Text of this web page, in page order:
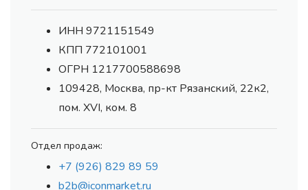
ИНН 9721151549
КПП 772101001
ОГРН 1217700588698
109428, Москва, пр-кт Рязанский, 22к2,
пом. XVI, ком. 8
Отдел продаж:
+7 (926) 829 89 59
b2b@iconmarket.ru